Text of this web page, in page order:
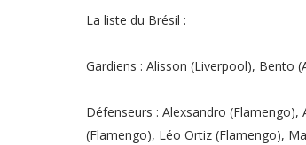
La liste du Brésil :
Gardiens : Alisson (Liverpool), Bento
Défenseurs : Alexsandro
(Flamengo), Léo Ortiz (Flamengo),